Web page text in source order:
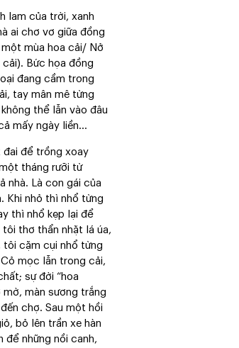
lam của trời, xanh
ai chơ vơ giữa đồng
mùa hoa cải/ Nở
Bức họa đồng
đang cầm trong
tay mân mê từng
thể lẫn vào đâu
mấy ngày liền…
đai để trồng xoay
tháng rưỡi từ
nhà. Là con gái của
Khi nhỏ thì nhổ từng
thì nhổ kẹp lại để
tôi thơ thẩn nhặt lá úa,
cặm cụi nhổ từng
mọc lẫn trong cải,
sự đời “hoa
màn sương trắng
chợ. Sau một hồi
bỏ lên trần xe hàn
để những nồi canh,